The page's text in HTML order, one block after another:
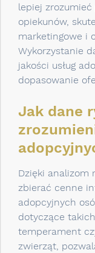
lepiej
opiekunów,
marketingowe i
Wykorzystanie
jakości usług
dopasowanie
Jak dane
Dzięki analizom
zbierać cenne
adopcyjnych
dotyczące
temperament
zwierząt,